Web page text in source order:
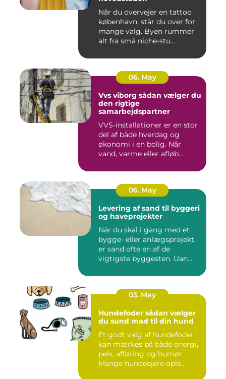
Når du overvejer en tattoo
københavn, står du over for
mange valg. Byen rummer
alt fra små niche-stu...
06. May
Vvs viborg sådan vælger du
den rigtige
samarbejdspartner
VVS-installationer er en stor
del af både hverdag og
økonomi i en bolig. Når
vand, varme eller afløb...
06. May
Levering af sand til byggeri
og haveprojekter
Når du skal i gang med et
bygge- eller anlægsprojekt,
er sand ofte en af de
vigtigste byggesten. Uan...
03. May
Hundefoder sådan vælger
du sund mad til din hund
Et godt valg af hundefoder
kan mærkes på både energi,
pels, afføring og humør.
Mange hundeejere ople...